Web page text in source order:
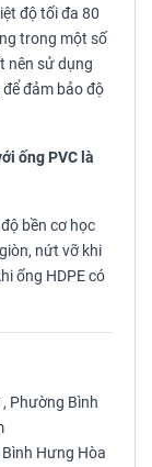
độ tối đa 80
trong một số
nên sử dụng
đảm bảo độ
ống PVC là
bền cơ học
nứt vỡ khi
ống HDPE có
Phường Bình
Hưng Hòa